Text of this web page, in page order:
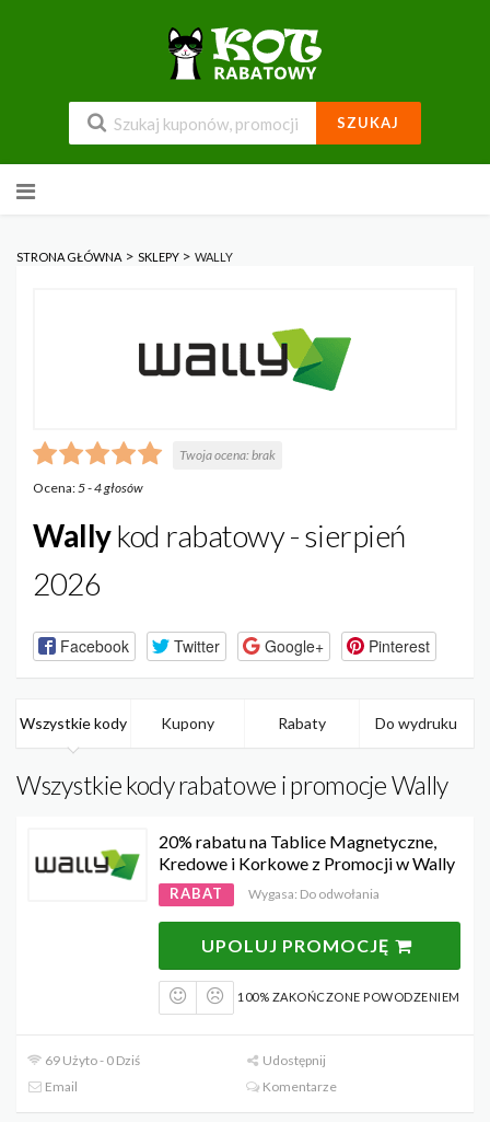
SZUKAJ
do
STRONA GŁÓWNA > SKLEPY > WALLY
Twoja ocena:brak
Ocena:5-4głosów
Wallykod rabatowy - sierpień
2026
Facebook Twitter Google+ Pinterest
Wszystkie kody Kupony Rabaty Do wydruku
Wszystkie kody rabatowe i promocje Wally
20% rabatu na Tablice Magnetyczne,
Kredowe i Korkowe z Promocji w Wally
RABAT Wygasa: Do odwołania
UPOLUJ PROMOCJĘ
100% ZAKOŃCZONE POWODZENIEM
69 Użyto - 0 Dziś
Udostępnij
Email
Komentarze